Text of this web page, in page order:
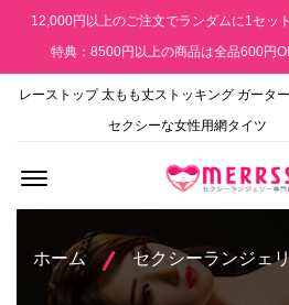
12,000円以上のご注文でランダムに1セッ
特典：8500円以上の商品は全品600円
レーストップ 太もも丈ストッキング ガータ
セクシーな女性用網タイツ
ホーム セクシーランジェ